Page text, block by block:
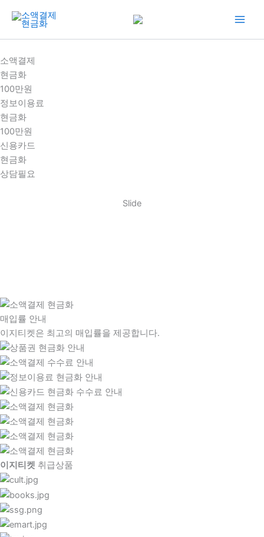
건
너
뛰
기
소액결제
현금화
100만원
정보이용료
현금화
100만원
신용카드
현금화
상담필요
Slide
매입률 안내
이지티켓은 최고의 매입률을 제공합니다.
이지티켓 취급상품